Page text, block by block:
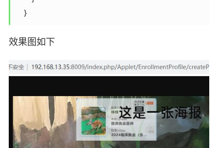
    }
效果图如下